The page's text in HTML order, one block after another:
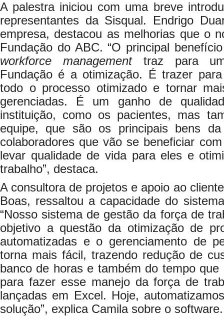
A palestra iniciou com uma breve
representantes da Sisqual. Endrigo
empresa, destacou as melhorias que o
Fundação do ABC. “O principal
workforce managementtraz para
Fundação é a otimização. É trazer
todo o processo otimizado e tornar
gerenciadas. É um ganho de
instituição, como os pacientes, mas
equipe, que são os principais bens
colaboradores que vão se beneficiar
levar qualidade de vida para eles e
trabalho”, destaca.
A consultora de projetos e apoio ao
Boas, ressaltou a capacidade do
“Nosso sistema de gestão da força de
objetivo a questão da otimização de
automatizadas e o gerenciamento de
torna mais fácil, trazendo redução de
banco de horas e também do tempo
para fazer esse manejo da força de
lançadas em Excel. Hoje,
solução”, explica Camila sobre o software.